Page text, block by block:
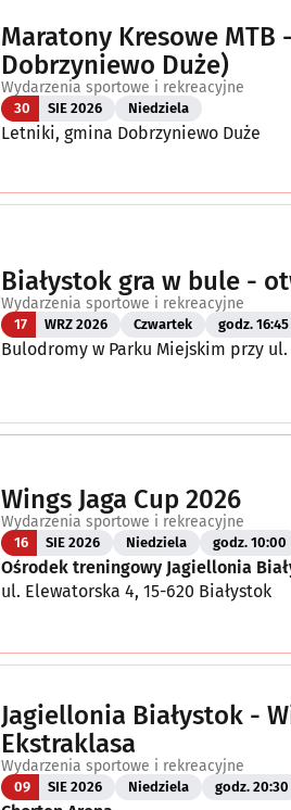
Maratony Kresowe MTB
Dobrzyniewo Duże)
Wydarzenia sportowe i rekreacyjne
30 SIE 2026 Niedziela
Letniki, gmina Dobrzyniewo Duże
Białystok gra w bule -
Wydarzenia sportowe i rekreacyjne
17 WRZ 2026 Czwartek godz. 16:45
Bulodromy w Parku Miejskim przy
Wings Jaga Cup 2026
Wydarzenia sportowe i rekreacyjne
16 SIE 2026 Niedziela godz. 10:00
Ośrodek treningowy Jagiellonia
ul. Elewatorska 4, 15-620 Białystok
Jagiellonia Białystok -
Ekstraklasa
Wydarzenia sportowe i rekreacyjne
09 SIE 2026 Niedziela godz. 20:30